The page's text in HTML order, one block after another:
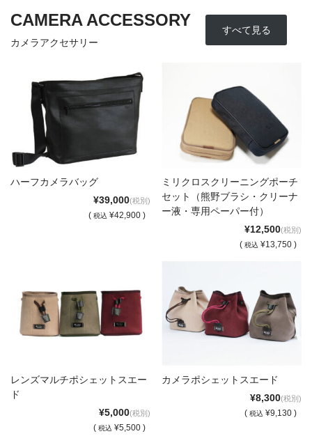
CAMERA ACCESSORY
カメラアクセサリー
すべて見る
ハーフカメラバッグ
¥39,000(税別)
( 税込 ¥42,900 )
ミリクロスクリーニングポーチ
セット（熊野ブラシ・クリーナ
ー液・専用ペーパー付）
¥12,500(税別)
(税込 ¥13,750 )
レンズマルチポシェットスエー
ド
¥5,000(税別)
( 税込 ¥5,500 )
カメラポシェットスエード
¥8,300(税別)
(税込 ¥9,130 )